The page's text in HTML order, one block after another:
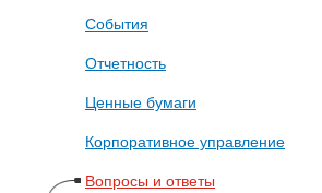
События
Отчетность
Ценные бумаги
Корпоративное управление
Вопросы и ответы